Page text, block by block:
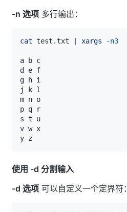
-n 选项 多行输出：
cat test.txt xargs -n3
v
使用 -d 分割输入
-d 选项 可以自定义一个定界符：